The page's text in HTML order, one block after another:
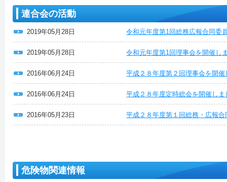
連合会の活動
2019年05月28日 令和元年度第1回総務広報合同委
2019年05月28日 令和元年度第1回理事会を開催し
2016年06月24日 平成２８年度第２回理事会を開催
2016年06月24日 平成２８年度定時総会を開催しま
2016年05月23日 平成２８年度第１回総務・広報
危険物関連情報